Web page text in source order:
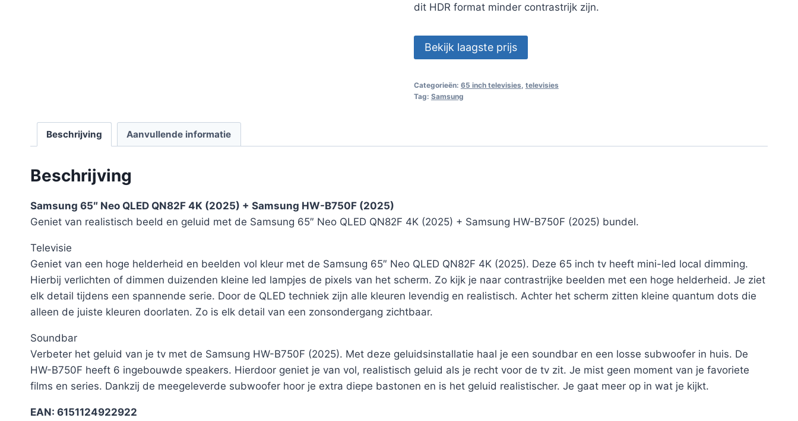
dit HDR format minder contrastrijk zijn.
Bekijk laagste prijs
Categorieën: 65 inch televisies televisies
Tag: Samsung
Beschrijving Aanvullende informatie
Beschrijving
Samsung 65″ Neo QLED QN82F 4K (2025) + Samsung HW-B750F (2025)
Geniet van realistisch beeld en geluid met de Samsung 65″ Neo QLED QN82F 4K (2025) + Samsung HW-B750F (2025) bundel.
Televisie
Geniet van een hoge helderheid en beelden vol kleur met de Samsung 65″ Neo QLED QN82F 4K (2025). Deze 65 inch tv heeft mini-led local dimming.
Hierbij verlichten of dimmen duizenden kleine led lampjes de pixels van het scherm. Zo kijk je naar contrastrijke beelden met een hoge helderheid. Je ziet
elk detail tijdens een spannende serie. Door de QLED techniek zijn alle kleuren levendig en realistisch. Achter het scherm zitten kleine quantum dots die
alleen de juiste kleuren doorlaten. Zo is elk detail van een zonsondergang zichtbaar.
Soundbar
Verbeter het geluid van je tv met de Samsung HW-B750F (2025). Met deze geluidsinstallatie haal je een soundbar en een losse subwoofer in huis. De
HW-B750F heeft 6 ingebouwde speakers. Hierdoor geniet je van vol, realistisch geluid als je recht voor de tv zit. Je mist geen moment van je favoriete
films en series. Dankzij de meegeleverde subwoofer hoor je extra diepe bastonen en is het geluid realistischer. Je gaat meer op in wat je kijkt.
EAN: 6151124922922